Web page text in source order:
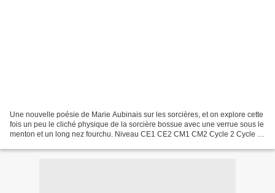
Une nouvelle poésie de Marie Aubinais sur les sorcières, et on explore cette
fois un peu le cliché physique de la sorcière bossue avec une verrue sous le
menton et un long nez fourchu. Niveau CE1 CE2 CM1 CM2 Cycle 2 Cycle 3